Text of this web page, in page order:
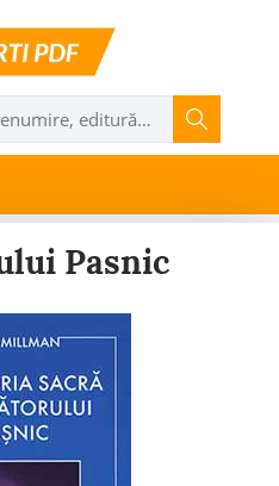
Pasnic